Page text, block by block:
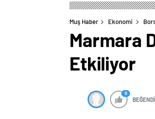
Muş Haber Ekonomi
Marmara
Etkiliyor
0